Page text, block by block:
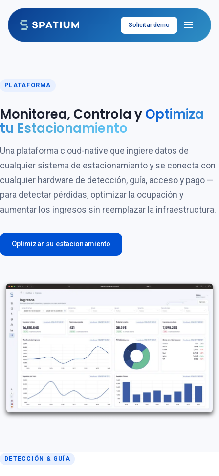
Ir al contenido
Solicitar demo
PLATAFORMA
Monitorea, Controla yOptimiza
tu Estacionamiento
Una plataforma cloud-native que ingiere datos de
cualquier sistema de estacionamiento y se conecta con
cualquier hardware de detección, guía, acceso y pago —
para detectar pérdidas, optimizar la ocupación y
aumentar los ingresos sin reemplazar la infraestructura.
Optimizar su estacionamiento
DETECCIÓN & GUÍA